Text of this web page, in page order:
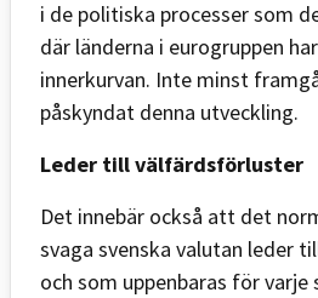
i de politiska processer som
där länderna i eurogruppen
innerkurvan. Inte minst
påskyndat denna utveckling.
Leder till välfärdsförluster
Det innebär också att det
svaga svenska valutan leder
och som uppenbaras för varje